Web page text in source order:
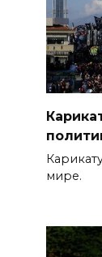
мире.